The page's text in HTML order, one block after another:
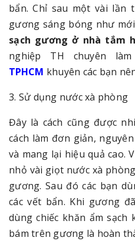
bẩn. Chỉ sau một vài lần
gương sáng bóng như
sạch gương ở nhà tắm
nghiệp TH chuyên
TPHCM khuyên các bạn
3. Sử dụng nước xà phòng
Đây là cách cũng được
cách làm đơn giản,
và mang lại hiệu quả cao.
nhỏ vài giọt nước xà
gương. Sau đó các bạn
các vết bẩn. Khi gương
dùng chiếc khăn ẩm
bám trên gương là hoàn